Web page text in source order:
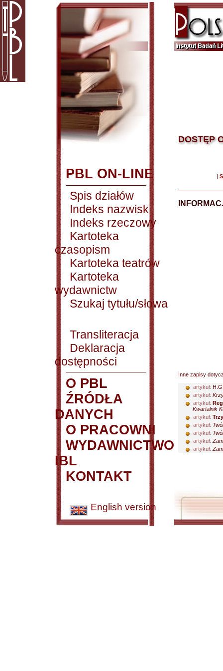
PBL ON-LINE
Spis działów
Indeks nazwisk
Indeks rzeczowy
Kartoteka
czasopism
Kartoteka teatrów
Kartoteka
wydawnictw
Szukaj tytułu/słowa
Transliteracja
Deklaracja
dostępności
O PBL
ŹRÓDŁA
DANYCH
O PRACOWNI
WYDAWNICTWO
IBL
KONTAKT
English version
DOSTĘP
|
Inne zapisy
artykuł:
artykuł:
artykuł:
Kwartalnik
artykuł:
artykuł:
artykuł:
artykuł:
artykuł: